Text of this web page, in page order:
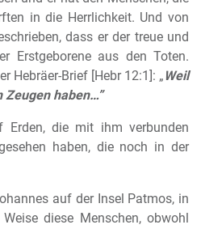
in die Herrlichkeit. Und von
dass er der treue und
Erstgeborene aus den Toten.
Hebräer-Brief [Hebr 12:1]: „Weil
Zeugen haben…”
Erden, die mit ihm verbunden
haben, die noch in der
auf der Insel Patmos, in
diese Menschen, obwohl